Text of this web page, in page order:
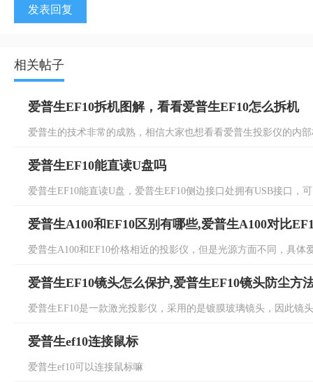
发表回复
相关帖子
爱普生EF10拆机图解，看看爱普生EF10怎么拆机
爱普生的技术非常的成熟，相信大家也想看看爱普生投影仪的内
爱普生EF10能直读U盘吗
爱普生EF10能直读U盘，爱普生EF10侧边接口处拥有USB接口，
爱普生A100和EF10区别有哪些,爱普生A100对比
爱普生A100和EF10价格相近的投影仪，但是光源方面不同，具体
爱普生EF10镜头怎么保护,爱普生EF10镜头防尘方
爱普生EF10是一款激光投影仪，采用的是镀膜玻璃镜头，因此镜
爱普生ef10连接鼠标
爱普生ef10可以连接鼠标嘛